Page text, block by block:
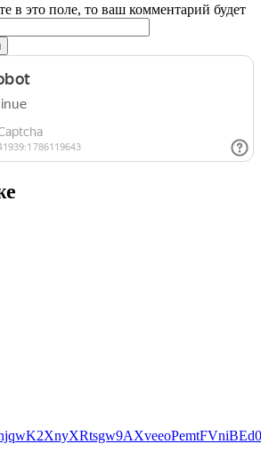
в это поле, то ваш комментарий будет